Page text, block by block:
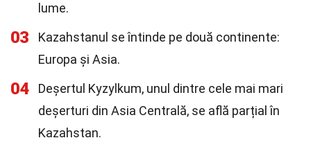
lume.
03
Kazahstanul se întinde pe două continente:
Europa și Asia.
04
Deșertul Kyzylkum, unul dintre cele mai mari
deșerturi din Asia Centrală, se află parțial în
Kazahstan.